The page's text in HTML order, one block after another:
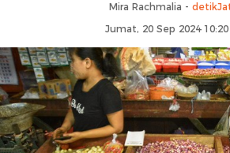
Mira Rachmalia -
Jumat, 20 Sep 2024 10:20